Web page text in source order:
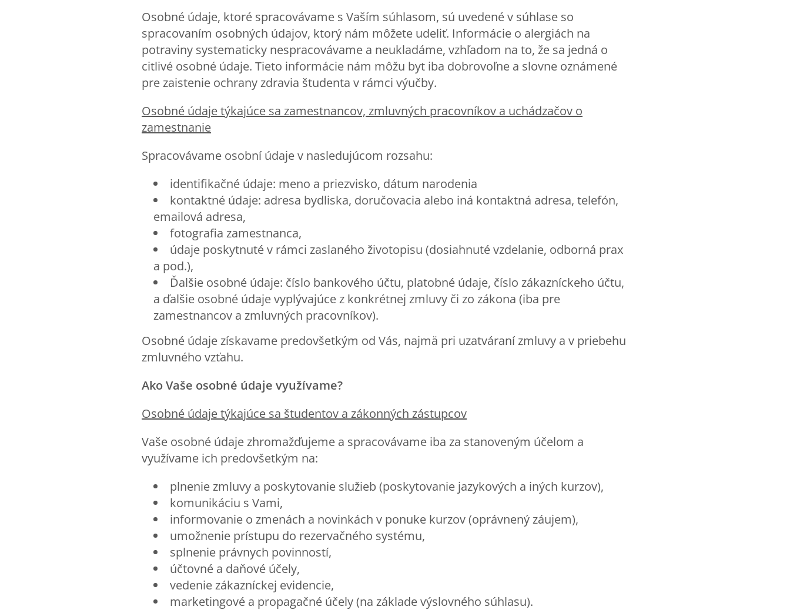
Osobné údaje, ktoré spracovávame s Vaším súhlasom, sú uvedené v súhlase so
spracovaním osobných údajov, ktorý nám môžete udeliť. Informácie o alergiách na
potraviny systematicky nespracovávame a neukladáme, vzhľadom na to, že sa jedná o
citlivé osobné údaje. Tieto informácie nám môžu byt iba dobrovoľne a slovne oznámené
pre zaistenie ochrany zdravia študenta v rámci výučby.
Osobné údaje týkajúce sa zamestnancov, zmluvných pracovníkov a uchádzačov o
zamestnanie
Spracovávame osobní údaje v nasledujúcom rozsahu:
identifikačné údaje: meno a priezvisko, dátum narodenia
kontaktné údaje: adresa bydliska, doručovacia alebo iná kontaktná adresa, telefón,
emailová adresa,
fotografia zamestnanca,
údaje poskytnuté v rámci zaslaného životopisu (dosiahnuté vzdelanie, odborná prax
a pod.),
Ďalšie osobné údaje: číslo bankového účtu, platobné údaje, číslo zákazníckeho účtu,
a ďalšie osobné údaje vyplývajúce z konkrétnej zmluvy či zo zákona (iba pre
zamestnancov a zmluvných pracovníkov).
Osobné údaje získavame predovšetkým od Vás, najmä pri uzatváraní zmluvy a v priebehu
zmluvného vzťahu.
Ako Vaše osobné údaje využívame?
Osobné údaje týkajúce sa študentov a zákonných zástupcov
Vaše osobné údaje zhromažďujeme a spracovávame iba za stanoveným účelom a
využívame ich predovšetkým na:
plnenie zmluvy a poskytovanie služieb (poskytovanie jazykových a iných kurzov),
komunikáciu s Vami,
informovanie o zmenách a novinkách v ponuke kurzov (oprávnený záujem),
umožnenie prístupu do rezervačného systému,
splnenie právnych povinností,
účtovné a daňové účely,
vedenie zákazníckej evidencie,
marketingové a propagačné účely (na základe výslovného súhlasu).